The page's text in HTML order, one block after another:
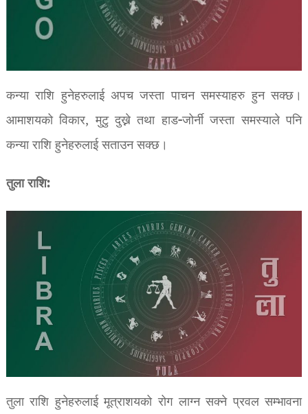
कन्या राशि हुनेहरुलाई अपच जस्ता पाचन समस्याहरु हुन सक्छ।
आमाशयको विकार, मुटु दुख्ने तथा हाड-जोर्नी जस्ता समस्याले पनि
कन्या राशि हुनेहरुलाई सताउन सक्छ।
तुला राशि:
तुला राशि हुनेहरुलाई मूत्राशयको रोग लाग्न सक्ने प्रवल सम्भावना